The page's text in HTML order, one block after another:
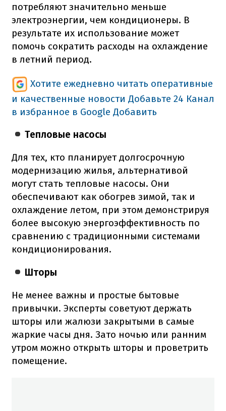
потребляют значительно меньше
электроэнергии, чем кондиционеры. В
результате их использование может
помочь сократить расходы на охлаждение
в летний период.
Хотите ежедневно читать оперативные
и качественные новости Добавьте 24 Канал
в избранное в Google Добавить
Тепловые насосы
Для тех, кто планирует долгосрочную
модернизацию жилья, альтернативой
могут стать тепловые насосы. Они
обеспечивают как обогрев зимой, так и
охлаждение летом, при этом демонстрируя
более высокую энергоэффективность по
сравнению с традиционными системами
кондиционирования.
Шторы
Не менее важны и простые бытовые
привычки. Эксперты советуют держать
шторы или жалюзи закрытыми в самые
жаркие часы дня. Зато ночью или ранним
утром можно открыть шторы и проветрить
помещение.